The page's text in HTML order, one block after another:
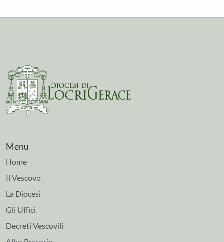
Menu
Home
Il Vescovo
La Diocesi
Gli Uffici
Decreti Vescovili